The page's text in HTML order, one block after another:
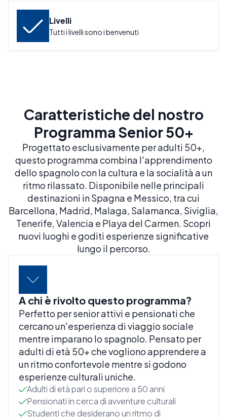
Livelli
Tutti i livelli sono i benvenuti
Caratteristiche del nostro
Programma Senior 50+
Progettato esclusivamente per adulti 50+,
questo programma combina l'apprendimento
dello spagnolo con la cultura e la socialità a un
ritmo rilassato. Disponibile nelle principali
destinazioni in Spagna e Messico, tra cui
Barcellona, Madrid, Malaga, Salamanca, Siviglia,
Tenerife, Valencia e Playa del Carmen. Scopri
nuovi luoghi e goditi esperienze significative
lungo il percorso.
A chi è rivolto questo programma?
Perfetto per senior attivi e pensionati che
cercano un'esperienza di viaggio sociale
mentre imparano lo spagnolo. Pensato per
adulti di età 50+ che vogliono apprendere a
un ritmo confortevole mentre si godono
esperienze culturali uniche.
Adulti di età pari o superiore a 50 anni
Pensionati in cerca di avventure culturali
Studenti che desiderano un ritmo di